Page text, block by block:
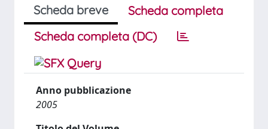
Scheda breve
Scheda completa
Scheda completa (DC)
Anno pubblicazione
2005